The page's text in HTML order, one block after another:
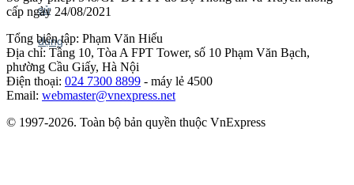
cấp ngày 24/08/2021
Tổng biên tập: Phạm Văn Hiếu
Địa chỉ: Tầng 10, Tòa A FPT Tower, số 10 Phạm Văn Bạch,
phường Cầu Giấy, Hà Nội
Điện thoại: 024 7300 8899 - máy lẻ 4500
Email: webmaster@vnexpress.net
© 1997-2026. Toàn bộ bản quyền thuộc VnExpress